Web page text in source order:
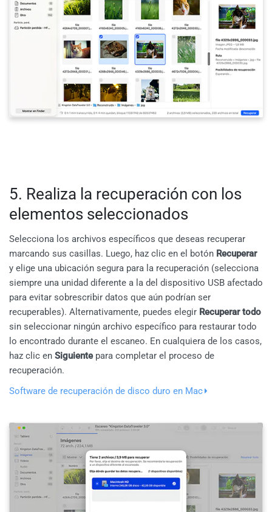
5. Realiza la recuperación con los
elementos seleccionados
Selecciona los archivos específicos que deseas recuperar
marcando sus casillas. Luego, haz clic en el botón Recuperar
y elige una ubicación segura para la recuperación (selecciona
siempre una unidad diferente a la del dispositivo USB afectado
para evitar sobrescribir datos que aún podrían ser
recuperables). Alternativamente, puedes elegir Recuperar todo
sin seleccionar ningún archivo específico para restaurar todo
lo encontrado durante el escaneo. En cualquiera de los casos,
haz clic en Siguientepara completar el proceso de
recuperación.
Software de recuperación de disco duro en Mac